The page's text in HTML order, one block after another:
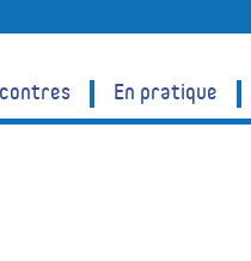
En pratique